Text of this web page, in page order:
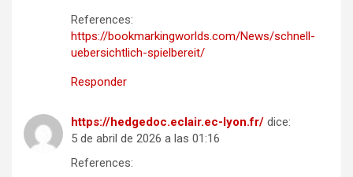
References:
https://bookmarkingworlds.com/News/schnell-
uebersichtlich-spielbereit/
Responder
https://hedgedoc.eclair.ec-lyon.fr/ dice:
5 de abril de 2026 a las 01:16
References: